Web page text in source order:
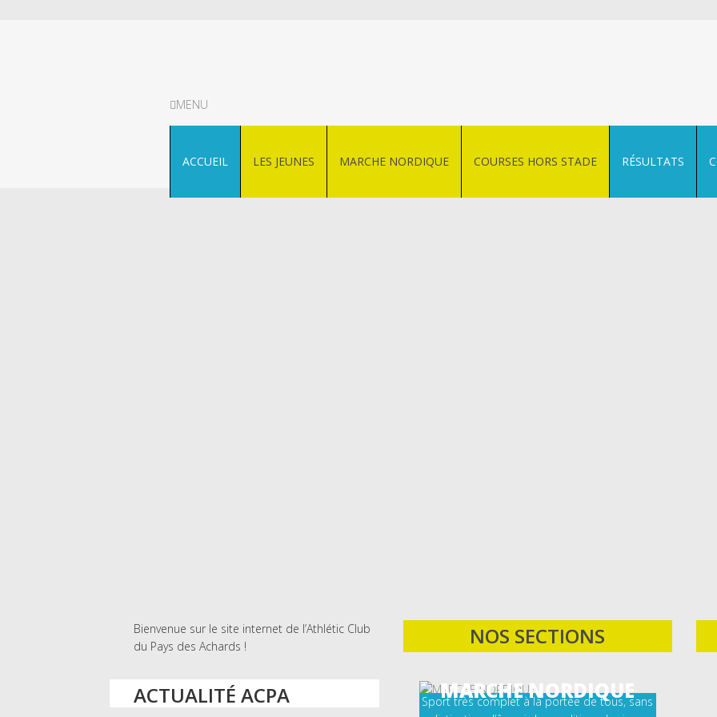
MENU
ACCUEIL LES JEUNES MARCHE NORDIQUE COURSES HORS STADE RÉSULTATS
Bienvenue sur le site internet de l’Athlétic Club
du Pays des Achards !
ACTUALITÉ ACPA
NOS SECTIONS
MARCHE NORDIQUE
Sport très complet à la portée de tous, sans